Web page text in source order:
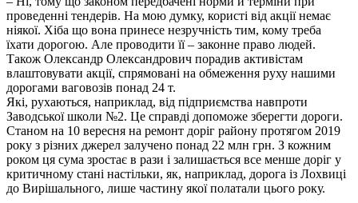
проведенні тендерів. На мою думку, користі від акції немає
ніякої. Хіба що вона принесе незручність тим, кому треба
їхати дорогою. Але проводити її – законне право людей.
Також Олександр Олександрович порадив активістам
влаштовувати акції, спрямовані на обмеження руху нашими
дорогами ваговозів понад 24 т.
Які, рухаються, наприклад, від підприємства навпроти
Заводської школи №2. Це справді допоможе зберегти дороги.
Станом на 10 вересня на ремонт доріг району протягом 2019
року з різних джерел залучено понад 22 млн грн. З кожним
роком ця сума зростає в рази і залишається все менше доріг у
критичному стані настільки, як, наприклад, дорога із Лохвиці
до Вирішального, лише частину якої полатали цього року.